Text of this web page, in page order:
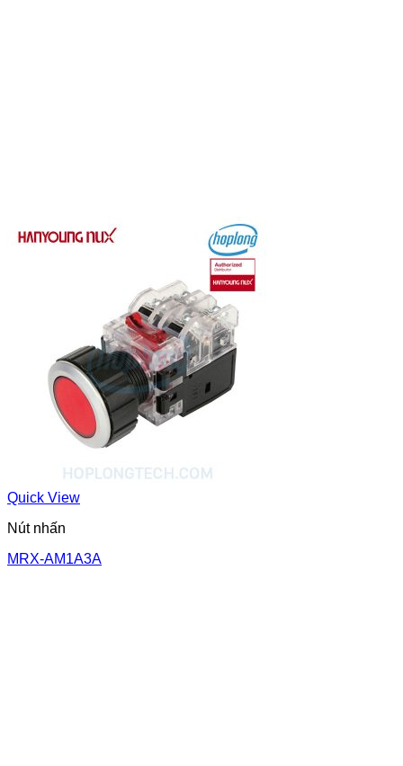
Quick View
Nút nhấn
MRX-AM1A3A